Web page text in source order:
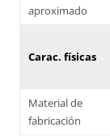
aproximado
Carac. físicas
Material de
fabricación